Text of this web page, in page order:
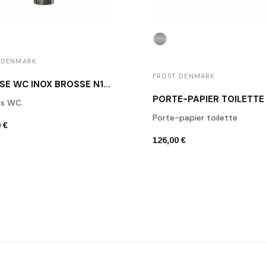
BROSSE WC INOX BROSSÉ N1970
WC
€
FROST DENMARK
Porte-papier toilette
126,00 €